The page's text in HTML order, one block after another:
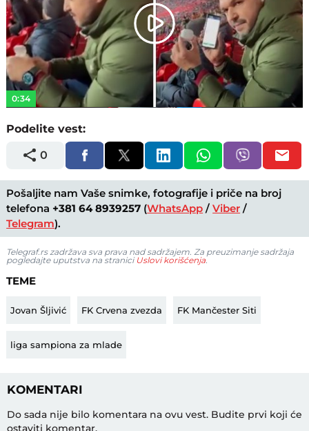
Play
Video
0:34
Podelite vest:
0
Pošaljite nam Vaše snimke, fotografije i priče na broj
telefona +381 64 8939257 (WhatsApp /Viber /
Telegram).
Telegraf.rs zadržava sva prava nad sadržajem. Za preuzimanje sadržaja
pogledajte uputstva na stranici Uslovi korišćenja.
TEME
Jovan Šljivić FK Crvena zvezda FK Mančester Siti
liga sampiona za mlade
KOMENTARI
Do sada nije bilo komentara na ovu vest. Budite prvi koji će
ostaviti komentar.